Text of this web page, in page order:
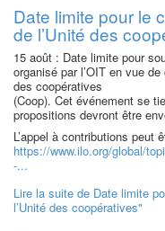
Date limite pour le
de l’Unité des
15 août : Date limite pour
organisé par l’OIT en vue
des coopératives
(Coop). Cet événement se
propositions devront être
L’appel à contributions peut
https://www.ilo.org/global/
-...
Lire la suite de Date limite
l’Unité des coopératives"